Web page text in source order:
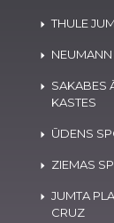
THULE
NEUMANN
SAKABES
KASTES
ŪDENS
ZIEMAS
JUMTA
CRUZ